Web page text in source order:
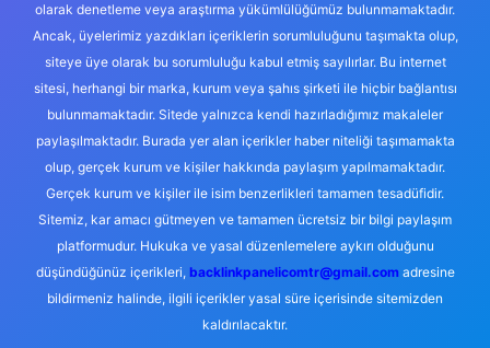
olarak denetleme veya araştırma yükümlülüğümüz bulunmamaktadır.
Ancak, üyelerimiz yazdıkları içeriklerin sorumluluğunu taşımakta olup,
siteye üye olarak bu sorumluluğu kabul etmiş sayılırlar. Bu internet
sitesi, herhangi bir marka, kurum veya şahıs şirketi ile hiçbir bağlantısı
bulunmamaktadır. Sitede yalnızca kendi hazırladığımız makaleler
paylaşılmaktadır. Burada yer alan içerikler haber niteliği taşımamakta
olup, gerçek kurum ve kişiler hakkında paylaşım yapılmamaktadır.
Gerçek kurum ve kişiler ile isim benzerlikleri tamamen tesadüfidir.
Sitemiz, kar amacı gütmeyen ve tamamen ücretsiz bir bilgi paylaşım
platformudur. Hukuka ve yasal düzenlemelere aykırı olduğunu
düşündüğünüz içerikleri, backlinkpanelicomtr@gmail.comadresine
bildirmeniz halinde, ilgili içerikler yasal süre içerisinde sitemizden
kaldırılacaktır.